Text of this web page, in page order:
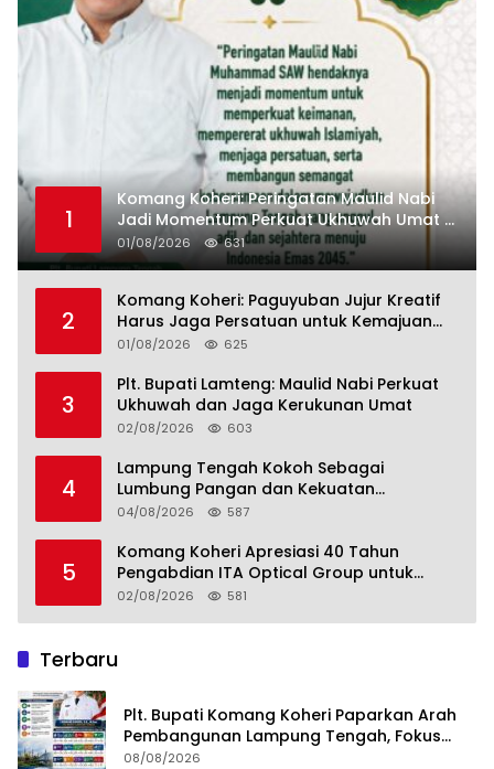
1
Komang Koheri: Peringatan Maulid Nabi
Jadi Momentum Perkuat Ukhuwah Umat di
Lampung Tengah
01/08/2026 631
2
Komang Koheri: Paguyuban Jujur Kreatif
Harus Jaga Persatuan untuk Kemajuan
Lampung Tengah
01/08/2026 625
3
Plt. Bupati Lamteng: Maulid Nabi Perkuat
Ukhuwah dan Jaga Kerukunan Umat
02/08/2026 603
4
Lampung Tengah Kokoh Sebagai
Lumbung Pangan dan Kekuatan
Perkebunan Lampung, Komang Koheri:
Menuju Indonesia Emas 2045
04/08/2026 587
5
Komang Koheri Apresiasi 40 Tahun
Pengabdian ITA Optical Group untuk
Kesehatan Mata Masyarakat Lamteng
02/08/2026 581
Terbaru
Plt. Bupati Komang Koheri Paparkan Arah
Pembangunan Lampung Tengah, Fokus
pada SDM, Ekonomi, Infrastruktur dan
08/08/2026